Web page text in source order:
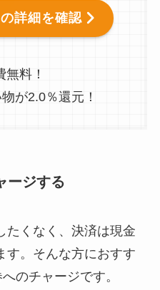
詳細を確認
料！
が2.0％還元！
ージする
たくなく、決済は現金
す。そんな方におすす
のチャージです。